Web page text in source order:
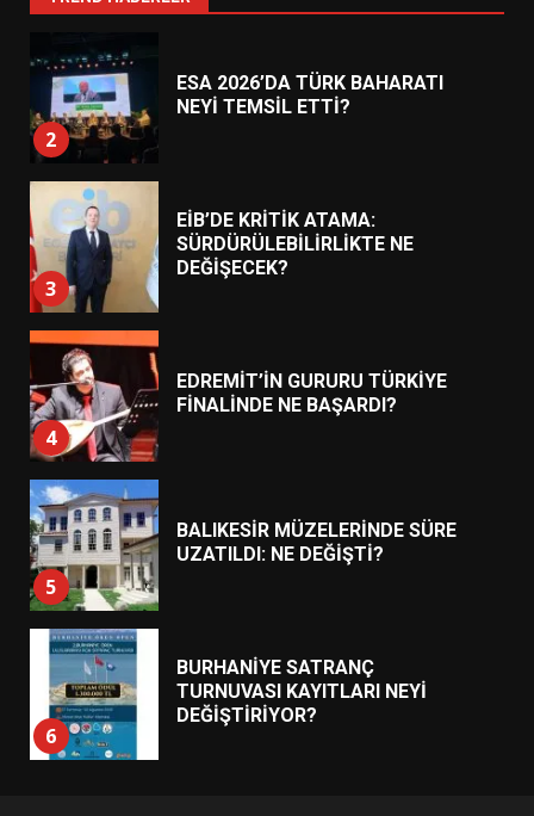
2
ESA 2026’DA TÜRK BAHARATI
NEYİ TEMSİL ETTİ?
3
EİB’DE KRİTİK ATAMA:
SÜRDÜRÜLEBİLİRLİKTE NE
DEĞİŞECEK?
4
EDREMİT’İN GURURU TÜRKİYE
FİNALİNDE NE BAŞARDI?
5
BALIKESİR MÜZELERİNDE SÜRE
UZATILDI: NE DEĞİŞTİ?
6
BURHANİYE SATRANÇ
TURNUVASI KAYITLARI NEYİ
DEĞİŞTİRİYOR?